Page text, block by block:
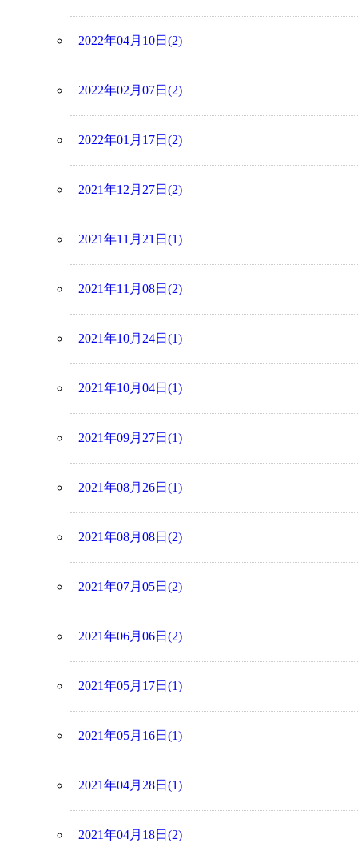
2022年04月10日(2)
2022年02月07日(2)
2022年01月17日(2)
2021年12月27日(2)
2021年11月21日(1)
2021年11月08日(2)
2021年10月24日(1)
2021年10月04日(1)
2021年09月27日(1)
2021年08月26日(1)
2021年08月08日(2)
2021年07月05日(2)
2021年06月06日(2)
2021年05月17日(1)
2021年05月16日(1)
2021年04月28日(1)
2021年04月18日(2)